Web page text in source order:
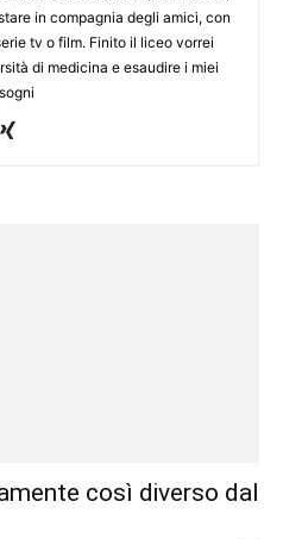
in compagnia degli amici, con
tv o film. Finito il liceo vorrei
di medicina e esaudire i miei
sogni
così diverso dal